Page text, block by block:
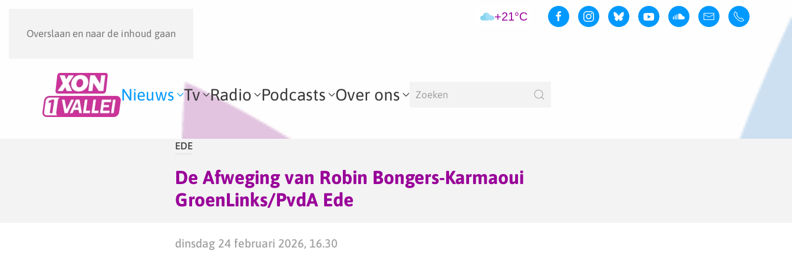
Overslaan en naar de inhoud gaan
+21°C
Nieuws Tv Radio Podcasts Over ons
EDE
De Afweging van Robin Bongers-Karmaoui
GroenLinks/PvdA Ede
dinsdag 24 februari 2026, 16.30